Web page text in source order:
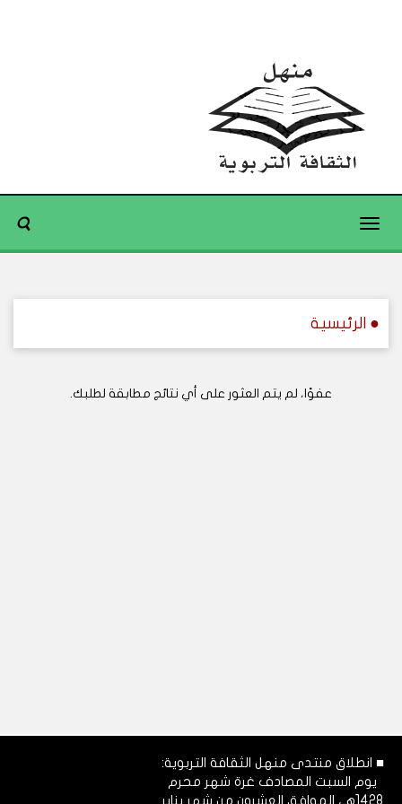
Toggle
● الرئيسية
عفوًا، لم يتم العثور على أي نتائج مطابقة لطلبك.
■ انطلاق منتدى منهل الثقافة التربوية:
يوم السبت المصادف غرة شهر محرم
1428هـ، الموافق العشرون من شهر يناير